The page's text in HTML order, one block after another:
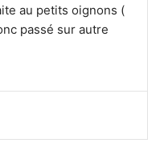
au petits oignons (
passé sur autre